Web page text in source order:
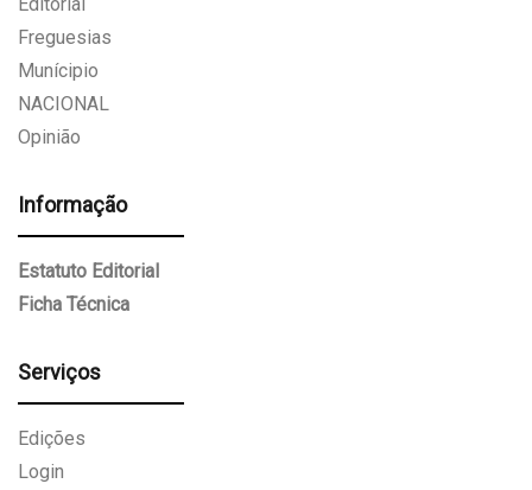
Freguesias
Munícipio
NACIONAL
Opinião
Informação
Estatuto Editorial
Ficha Técnica
Serviços
Edições
Login